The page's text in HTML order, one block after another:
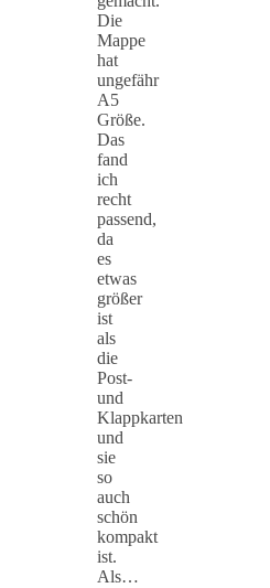
Die
Mappe
hat
ungefähr
A5
Größe.
Das
fand
ich
recht
passend,
da
es
etwas
größer
ist
als
die
Post-
und
Klappkarten
und
sie
so
auch
schön
kompakt
ist.
Als…